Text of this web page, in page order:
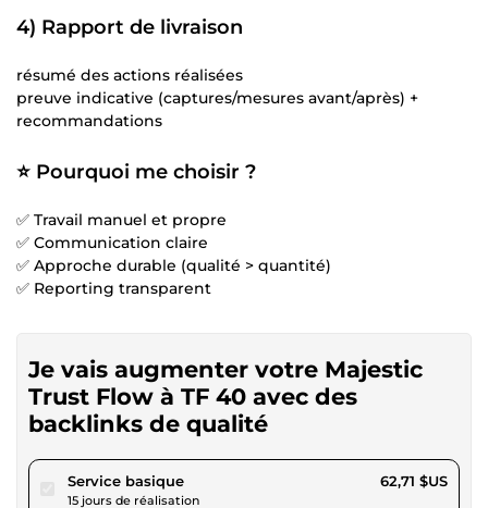
4) Rapport de livraison
résumé des actions réalisées
preuve indicative (captures/mesures avant/après) +
recommandations
⭐ Pourquoi me choisir ?
✅ Travail manuel et propre
✅ Communication claire
✅ Approche durable (qualité > quantité)
✅ Reporting transparent
Je vais augmenter votre Majestic
Trust Flow à TF 40 avec des
backlinks de qualité
Service basiquepour 57,80 $US
15 jours de réalisation
62,71 $US